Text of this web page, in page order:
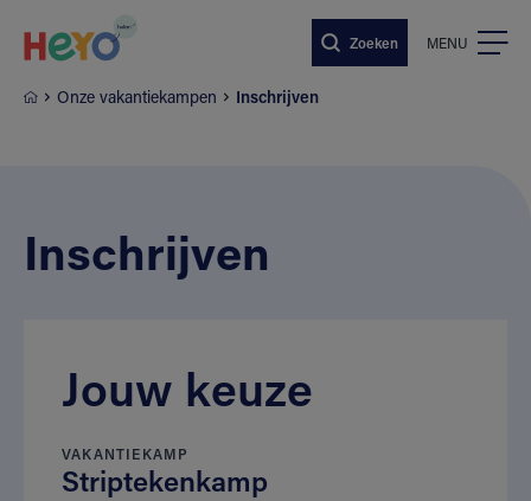
Zoeken MENU
Onze vakantiekampen Inschrijven
Inschrijven
Jouw keuze
VAKANTIEKAMP
Striptekenkamp